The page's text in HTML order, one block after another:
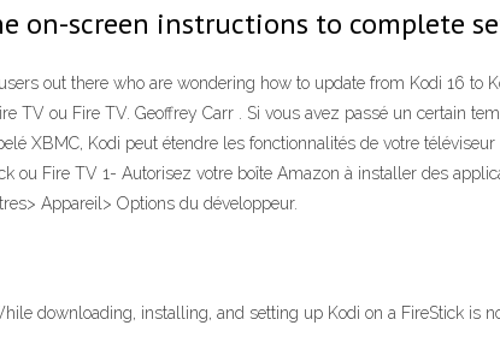
on-screen instructions to complete
out there who are wondering how to update from Kodi 16 to
TV ou Fire TV. Geoffrey Carr . Si vous avez passé un certain
XBMC, Kodi peut étendre les fonctionnalités de votre
ou Fire TV 1- Autorisez votre boîte Amazon à installer des
Appareil> Options du développeur.
downloading, installing, and setting up Kodi on a FireStick is